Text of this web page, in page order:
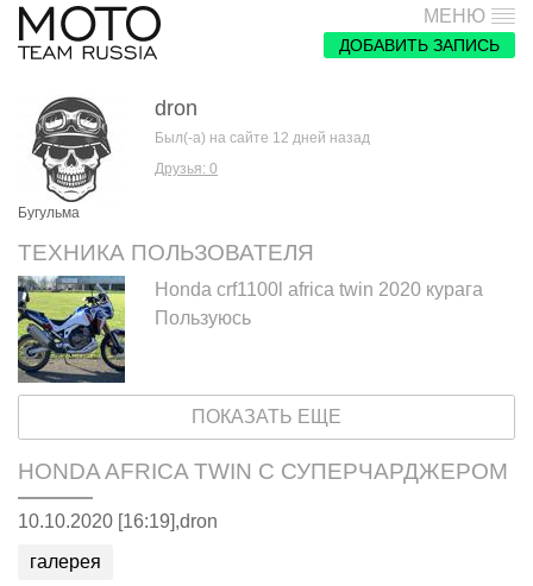
МЕНЮ
ДОБАВИТЬ ЗАПИСЬ
Бугульма
dron
Был(-а) на сайте 12 дней назад
Друзья: 0
ТЕХНИКА ПОЛЬЗОВАТЕЛЯ
Honda crf1100l africa twin 2020 курага
Пользуюсь
ПОКАЗАТЬ ЕЩЕ
HONDA AFRICA TWIN С СУПЕРЧАРДЖЕРОМ
10.10.2020 [16:19],dron
галерея